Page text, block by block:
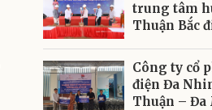
trung tâm
Thuận Bắc
Công ty cổ
điện Đa
Thuận – Đa